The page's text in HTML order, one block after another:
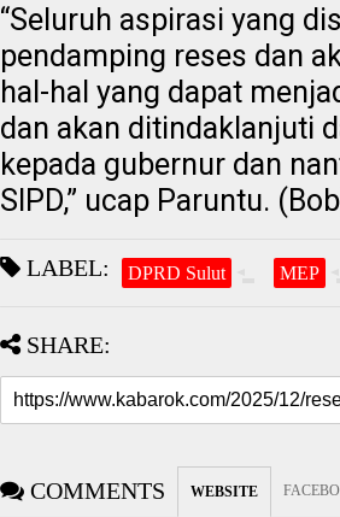
“Seluruh aspirasi yang
pendamping reses dan
hal-hal yang dapat
dan akan ditindaklanjuti
kepada gubernur dan
SIPD,” ucap Paruntu.
LABEL: DPRD Sulut MEP
SHARE:
COMMENTS WEBSITE